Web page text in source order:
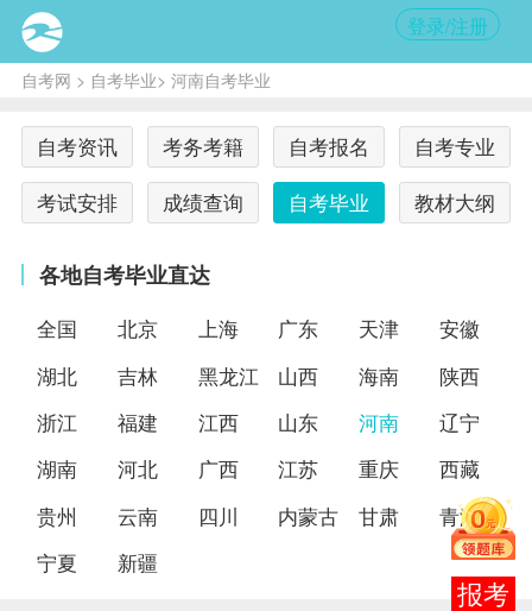
登录/注册
自考网 > 自考毕业> 河南自考毕业
自考资讯 考务考籍 自考报名
自考专业
考试安排
成绩查询 自考毕业 教材大纲
各地自考毕业直达
全国 北京 上海 广东 天津
安徽
湖北
吉林 黑龙江 山西 海南
陕西
浙江
福建 江西 山东 河南
辽宁
湖南
河北 广西 江苏 重庆
西藏
贵州
云南 四川 内蒙古 甘肃
青海
宁夏
新疆
报考